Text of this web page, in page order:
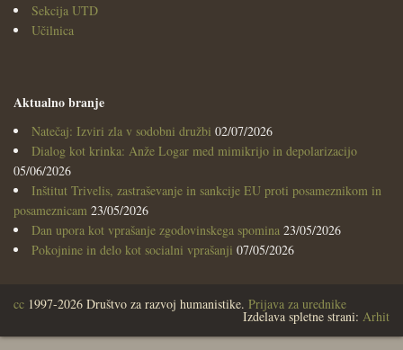
Sekcija UTD
Učilnica
Aktualno branje
Natečaj: Izviri zla v sodobni družbi 02/07/2026
Dialog kot krinka: Anže Logar med mimikrijo in depolarizacijo
05/06/2026
Inštitut Trivelis, zastraševanje in sankcije EU proti posameznikom in
posameznicam 23/05/2026
Dan upora kot vprašanje zgodovinskega spomina 23/05/2026
Pokojnine in delo kot socialni vprašanji 07/05/2026
cc 1997-2026 Društvo za razvoj humanistike. Prijava za urednike
Izdelava spletne strani: Arhit